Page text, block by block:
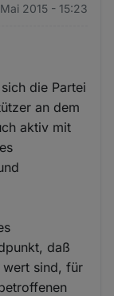
2015 - 15:23
die Partei
an dem
aktiv mit
daß
wert sind, für